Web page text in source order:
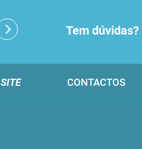
Tem dúvidas?
SITE CONTACTOS